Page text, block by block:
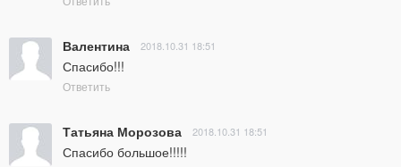
Валентина 2018.10.31 18:51
Спасибо!!!
Ответить
Татьяна Морозова 2018.10.31 18:51
Спасибо большое!!!!!